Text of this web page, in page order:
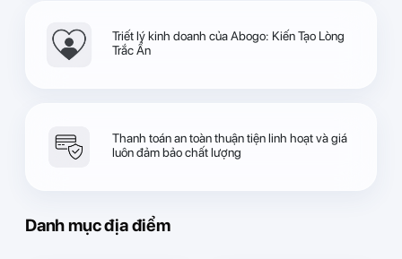
Triết lý kinh doanh của Abogo: Kiến Tạo Lòng
Trắc Ẩn
Thanh toán an toàn thuận tiện linh hoạt và giá
luôn đảm bảo chất lượng
Danh mục địa điểm